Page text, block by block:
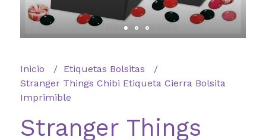
Inicio
Etiquetas Bolsitas
Stranger Things Chibi Etiqueta Cierra Bolsita
Imprimible
Stranger Things